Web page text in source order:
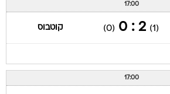
17:00
(1)
2 : 0
(0) קוטבוס
17:00